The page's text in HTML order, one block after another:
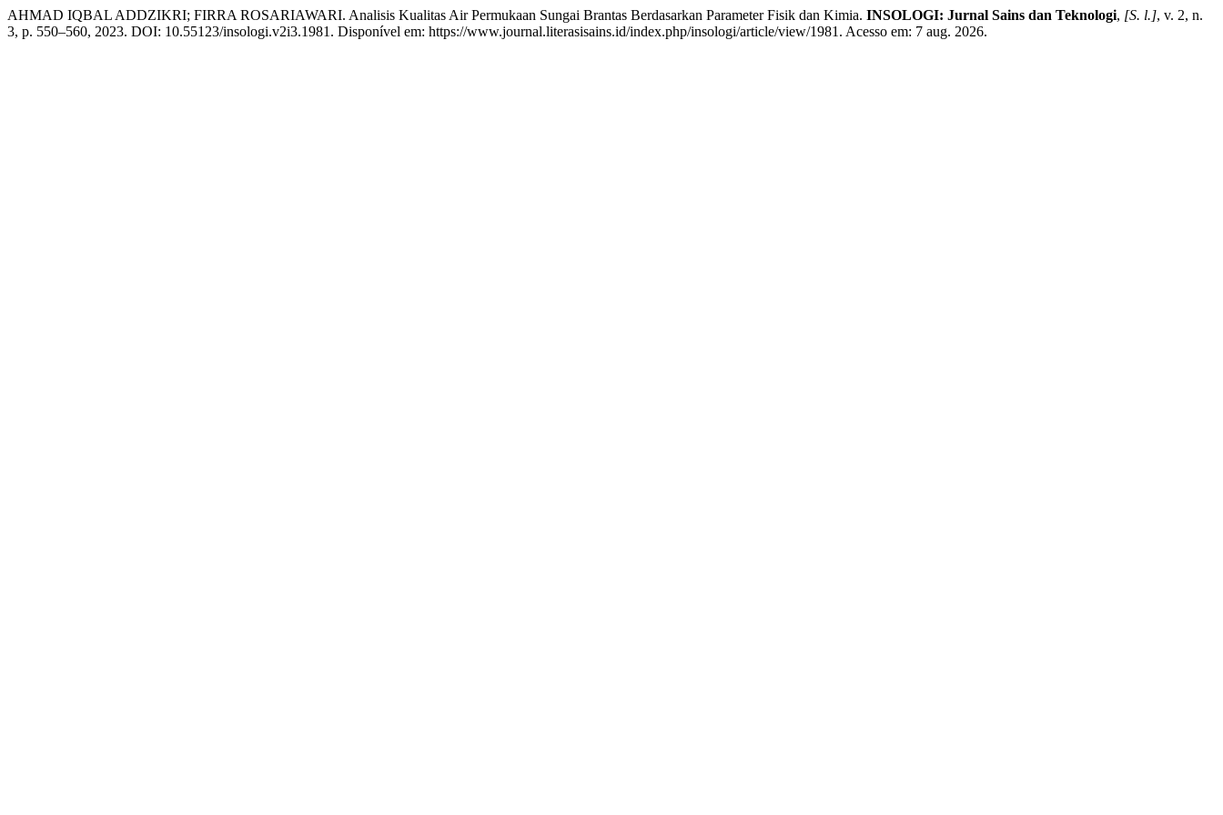
AHMAD IQBAL ADDZIKRI; FIRRA ROSARIAWARI. Analisis Kualitas Air Permukaan Sungai Brantas Berdasarkan Parameter Fisik dan Kimia. INSOLOGI: Jurnal Sains dan Teknologi, [S. l.], v. 2, n.
3, p. 550–560, 2023. DOI: 10.55123/insologi.v2i3.1981. Disponível em: https://www.journal.literasisains.id/index.php/insologi/article/view/1981. Acesso em: 7 aug. 2026.